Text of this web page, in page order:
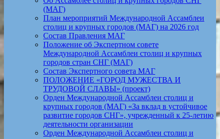
(МАГ)
План мероприятий Международной Ассамблеи
столиц и крупных городов (МАГ) на 2026 год
Состав Правления МАГ
Положение об Экспертном совете
Международной Ассамблеи столиц и крупных
городов стран СНГ (МАГ)
Состав Экспертного совета МАГ
ПОЛОЖЕНИЕ «ГОРОД МУЖЕСТВА И
ТРУДОВОЙ СЛАВЫ» (проект)
Орден Международной Ассамблеи столиц и
крупных городов (МАГ) «За вклад в устойчивое
развитие городов СНГ», учрежденный к 25-летию
деятельности организации
Орден Международной Ассамблеи столиц и